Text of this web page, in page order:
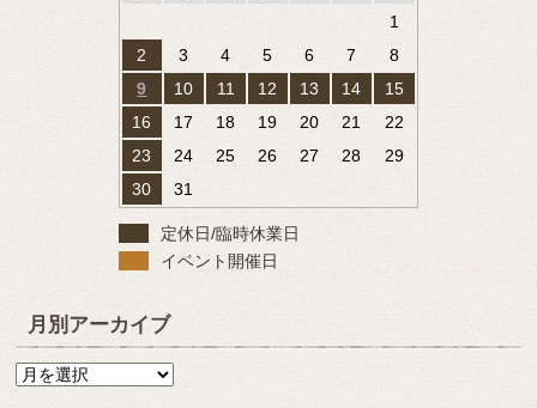
1
2
3 4 5 6 7
8
9
10 11 12 13 14
15
16
17 18 19 20 21
22
23
24 25 26 27 28
29
30
31
定休日/臨時休業日
イベント開催日
月別アーカイブ
月